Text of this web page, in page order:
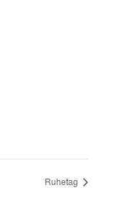
Ruhetag